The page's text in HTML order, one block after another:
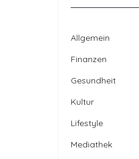
Allgemein
Finanzen
Gesundheit
Kultur
Lifestyle
Mediathek